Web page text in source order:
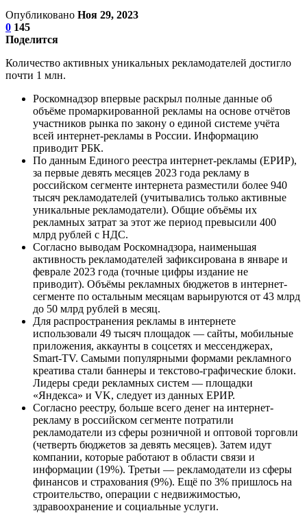
Опубликовано Ноя 29, 2023
0 145
Поделится
Количество активных уникальных рекламодателей достигло
почти 1 млн.
Роскомнадзор впервые раскрыл полные данные об
объёме промаркированной рекламы на основе отчётов
участников рынка по закону о единой системе учёта
всей интернет-рекламы в России. Информацию
приводит РБК.
По данным Единого реестра интернет-рекламы (ЕРИР),
за первые девять месяцев 2023 года рекламу в
российском сегменте интернета разместили более 940
тысяч рекламодателей (учитывались только активные
уникальные рекламодатели). Общие объёмы их
рекламных затрат за этот же период превысили 400
млрд рублей с НДС.
Согласно выводам Роскомнадзора, наименьшая
активность рекламодателей зафиксирована в январе и
феврале 2023 года (точные цифры издание не
приводит). Объёмы рекламных бюджетов в интернет-
сегменте по остальным месяцам варьируются от 43 млрд
до 50 млрд рублей в месяц.
Для распространения рекламы в интернете
использовали 49 тысяч площадок — сайты, мобильные
приложения, аккаунты в соцсетях и мессенджерах,
Smart-TV. Самыми популярными формами рекламного
креатива стали баннеры и текстово-графические блоки.
Лидеры среди рекламных систем — площадки
«Яндекса» и VK, следует из данных ЕРИР.
Согласно реестру, больше всего денег на интернет-
рекламу в российском сегменте потратили
рекламодатели из сферы розничной и оптовой торговли
(четверть бюджетов за девять месяцев). Затем идут
компании, которые работают в области связи и
информации (19%). Третьи — рекламодатели из сферы
финансов и страхования (9%). Ещё по 3% пришлось на
строительство, операции с недвижимостью,
здравоохранение и социальные услуги.